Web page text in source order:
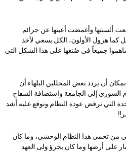
ألسنتها وأغمضت أعينها عن جرائم
كما هرول الأولون، الكل يسعي لأخذ
جميعاً في صُنعها على هذا الشكل التي
أن يردد بعض المحللين البلهاء أن
السوري إلى الجامعة واستضافة السفاح
التي ترفض عودة النظام وتوقع عليه أشد
هي من تحمي هذا النظام الوحشي، وما كان
على أرضها وما كان يجرؤ ولى العهد